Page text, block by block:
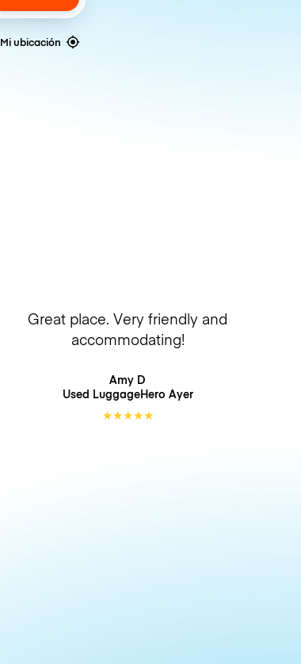
Mi ubicación
Great place. Very friendly and
accommodating!
Amy D
Used LuggageHero Ayer
★★★★★